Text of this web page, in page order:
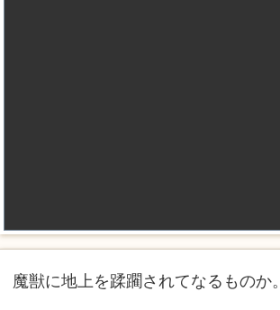
魔獣に地上を蹂躙されてなるものか。